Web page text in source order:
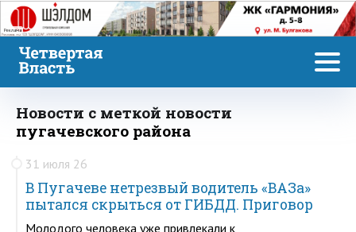
Реклама
Новости с меткой новости
пугачевского района
31 июля 26
В Пугачеве нетрезвый водитель «ВАЗа»
пытался скрыться от ГИБДД. Приговор
Молодого человека уже привлекали к